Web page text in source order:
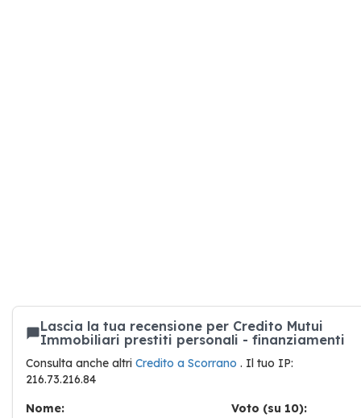
Lascia la tua recensione per Credito Mutui
Immobiliari prestiti personali - finanziamenti
Consulta anche altri Credito a Scorrano . Il tuo IP:
216.73.216.84
Nome:
Voto (su 10):